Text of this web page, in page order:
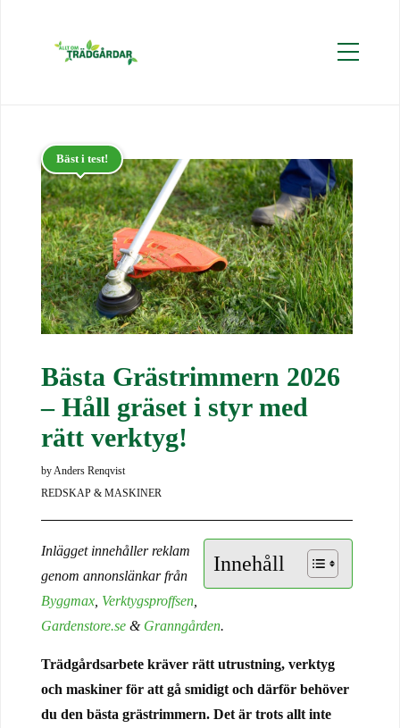
Bäst i test!
Bästa Grästrimmern 2026
– Håll gräset i styr med
rätt verktyg!
byAnders Renqvist
REDSKAP & MASKINER
Innehåll
Inlägget innehåller reklam
genom annonslänkar från
Byggmax Verktygsproffsen
Gardenstore.se & Granngården.
Trädgårdsarbete kräver rätt utrustning, verktyg
och maskiner för att gå smidigt och därför behöver
du den bästa grästrimmern. Det är trots allt inte